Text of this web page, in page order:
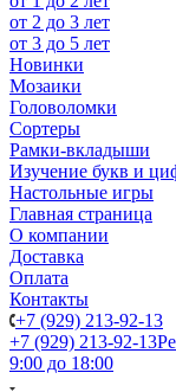
от 2 до 3 лет
от 3 до 5 лет
Новинки
Мозаики
Головоломки
Сортеры
Рамки-вкладыши
Изучение букв и
Настольные игры
Главная страница
О компании
Доставка
Оплата
Контакты
+7 (929) 213-92-13
+7 (929) 213-92-13
9:00 до 18:00